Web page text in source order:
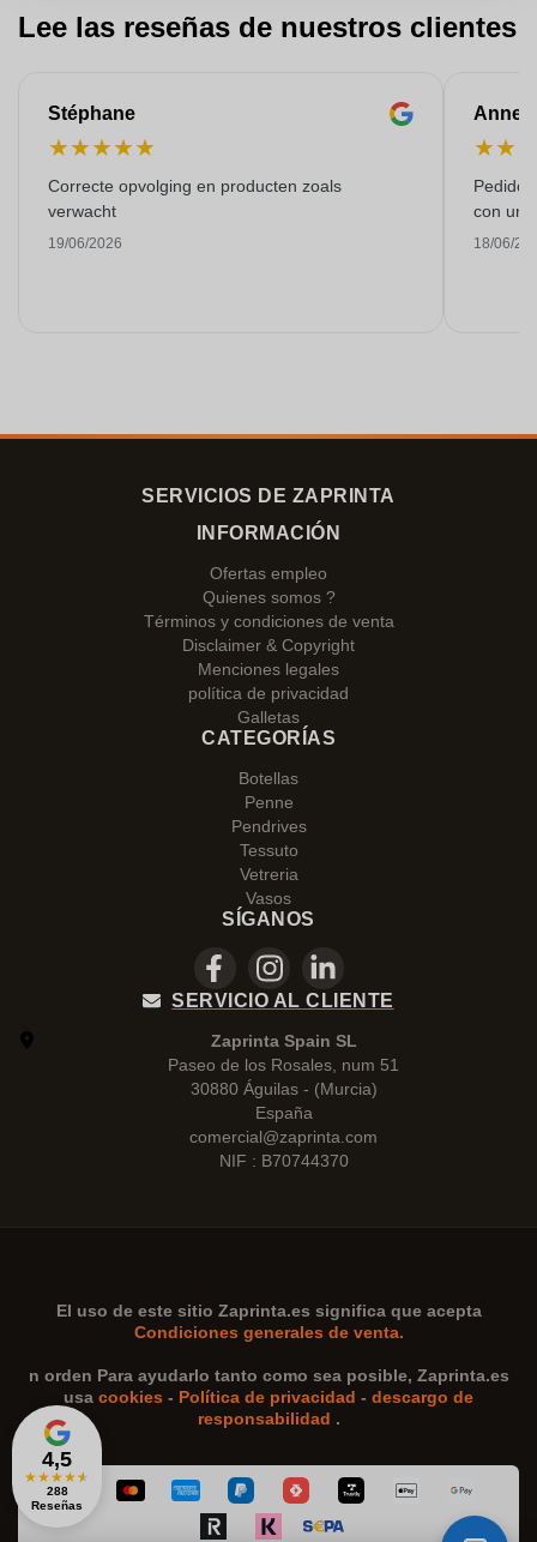
Lee las reseñas de nuestros clientes
Stéphane
★★★★★
Correcte opvolging en producten zoals
verwacht
19/06/2026
Anne-
★★
Pedido
con
18/06/
4,5
★★★★★
288
Reseñas
SERVICIOS DE ZAPRINTA
INFORMACIÓN
Ofertas empleo
Quienes somos ?
Términos y condiciones de venta
Disclaimer & Copyright
Menciones legales
política de privacidad
Galletas
CATEGORÍAS
Botellas
Penne
Pendrives
Tessuto
Vetreria
Vasos
SÍGANOS
SERVICIO AL CLIENTE
Zaprinta Spain SL
Paseo de los Rosales, num 51
30880 Águilas - (Murcia)
España
comercial@zaprinta.com
NIF : B70744370
El uso de este sitio Zaprinta.es significa que acepta
Condiciones generales de venta.
n orden Para ayudarlo tanto como sea posible, Zaprinta.es
usa cookies - Política de privacidad - descargo de
responsabilidad .